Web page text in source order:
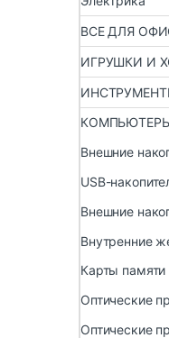
ВСЕ ДЛЯ
ИГРУШКИ И
Внешние
USB-
Внешние
Внутренние
Карты памяти
Оптические
Оптические